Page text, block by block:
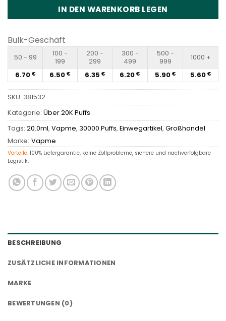
IN DEN WARENKORB LEGEN
Bulk-Geschäft
50 - 99
100 -
199
200 -
299
300 -
499
500 -
999
1000 +
6.70 € 6.50 € 6.35 € 6.20 € 5.90 € 5.60 €
SKU: 381532
Kategorie: Über 20K Puffs
Tags: 20.0ml, Vapme, 30000 Puffs, Einwegartikel, Großhandel
Marke: Vapme
Vorteile: 100% Liefergarantie, keine Zollprobleme, sichere und nachverfolgbare
Logistik.
BESCHREIBUNG
ZUSÄTZLICHE INFORMATIONEN
MARKE
BEWERTUNGEN (0)